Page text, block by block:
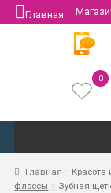
Главная
Защита
0
Главная Красота
флоссы
Зубная